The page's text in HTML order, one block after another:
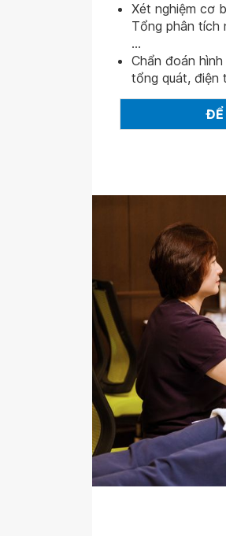
Xét nghiệm cơ
Tổng phân tích
...
Chẩn đoán
tổng quát, điện
ĐỂ